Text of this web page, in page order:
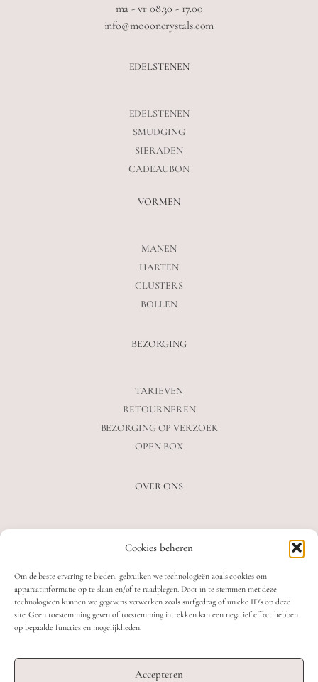
Cookies beheren
Om de beste ervaring te bieden, gebruiken we technologieën zoals cookies om
apparaatinformatie op te slaan en/of te raadplegen. Door in te stemmen met deze
technologieën kunnen we gegevens verwerken zoals surfgedrag of unieke ID's op deze
site. Geen toestemming geven of toestemming intrekken kan een negatief effect hebben
op bepaalde functies en mogelijkheden.
Accepteren
ma - vr 08.30 - 17.00
info@moooncrystals.com
EDELSTENEN
EDELSTENEN
SMUDGING
SIERADEN
CADEAUBON
VORMEN
MANEN
HARTEN
CLUSTERS
BOLLEN
BEZORGING
TARIEVEN
RETOURNEREN
BEZORGING OP VERZOEK
OPEN BOX
OVER ONS
VEELGESTELDE VRAGEN
OVER ONS
CONTACT